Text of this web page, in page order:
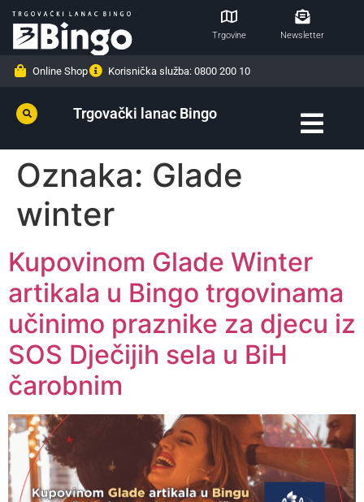
Trgovine Newsletter
Online Shop Korisnička služba: 0800 200 10
Trgovački lanac Bingo
Oznaka: Glade
winter
Kupovinom Glade Winter
artikala u Bingo trgovinama
učinimo praznike za djecu iz
SOS Dječijih sela u BiH
čarobnim